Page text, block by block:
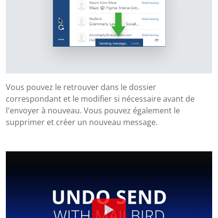
Vous pouvez le retrouver dans le dossier
correspondant et le modifier si nécessaire avant de
l'envoyer à nouveau. Vous pouvez également le
supprimer et créer un nouveau message.